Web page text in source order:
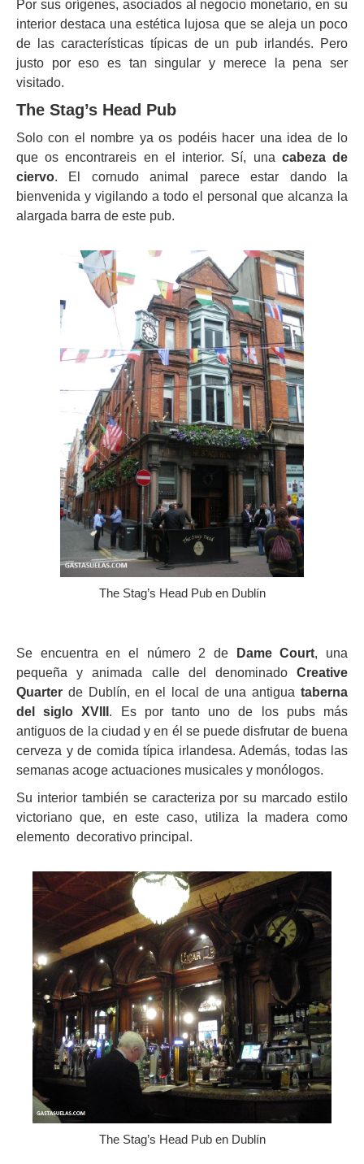
Por sus orígenes, asociados al negocio monetario, en su
interior destaca una estética lujosa que se aleja un poco
de las características típicas de un pub irlandés. Pero
justo por eso es tan singular y merece la pena ser
visitado.
The Stag’s Head Pub
Solo con el nombre ya os podéis hacer una idea de lo
que os encontrareis en el interior. Sí, una cabeza de
ciervo. El cornudo animal parece estar dando la
bienvenida y vigilando a todo el personal que alcanza la
alargada barra de este pub.
The Stag’s Head Pub en Dublín
Se encuentra en el número 2 de Dame Court, una
pequeña y animada calle del denominado Creative
Quarter de Dublín, en el local de una antigua taberna
del siglo XVIII . Es por tanto uno de los pubs más
antiguos de la ciudad y en él se puede disfrutar de buena
cerveza y de comida típica irlandesa. Además, todas las
semanas acoge actuaciones musicales y monólogos.
Su interior también se caracteriza por su marcado estilo
victoriano que, en este caso, utiliza la madera como
elemento decorativo principal.
The Stag’s Head Pub en Dublín